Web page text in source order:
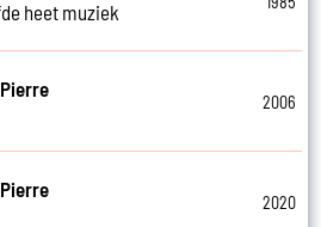
heet muziek
2006
2020